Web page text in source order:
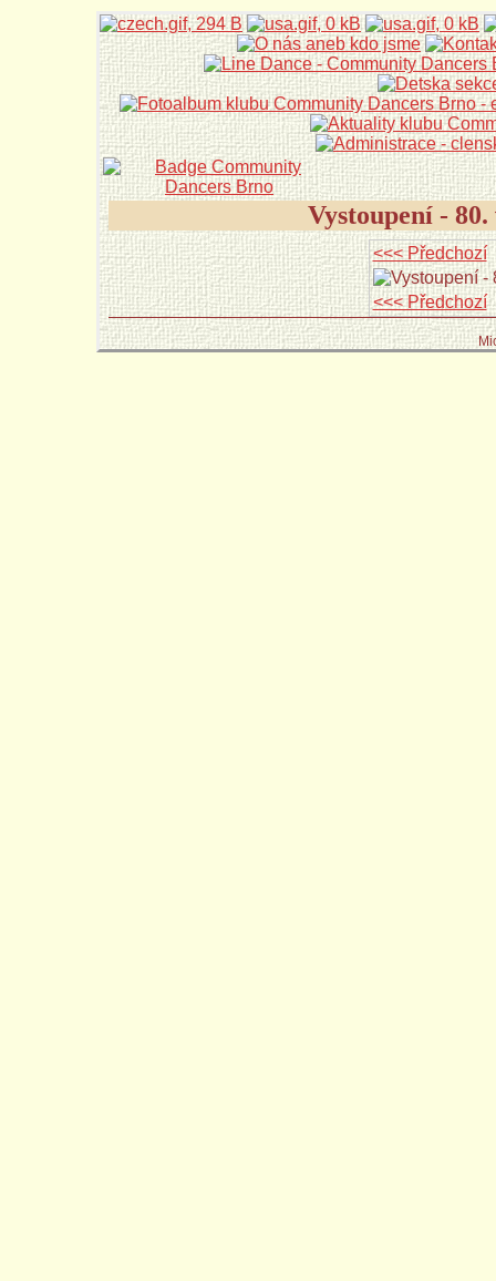
Vystoupení -
<<< Předchozí
<<< Předchozí